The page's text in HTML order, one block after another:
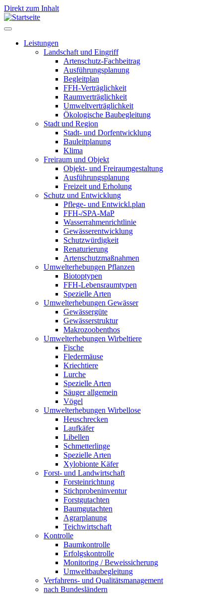
Direkt zum Inhalt
Leistungen
Leistungen
Landschaft und Eingriff
Artenschutz-Fachbeitrag
Ausführungsplanung
Begleitplan
FFH-Verträglichkeit
Raumverträglichkeit
Umweltverträglichkeit
Ökologische Baubegleitung
Stadt und Region
Stadt- und Dorfentwicklung
Bauleitplanung
Klima
Freiraum und Objekt
Objekt- und Freiraumgestaltung
Ausführungsplanung
Freizeit und Erholung
Schutz und Entwicklung
Pflege- und Entwickl.plan
FFH-/SPA-MaP
Wasserrahmenrichtlinie
Gewässerentwicklung
Schutzwürdigkeit
Renaturierung
Artenschutzmaßnahmen
Umwelterhebungen Pflanzen
Biotoptypen
FFH-Lebensraumtypen
Spezielle Arten
Umwelterhebungen Gewässer
Gewässergüte
Gewässerstruktur
Makrozoobenthos
Umwelterhebungen Wirbeltiere
Fische
Fledermäuse
Kriechtiere
Lurche
Spezielle Arten
Säuger allgemein
Vögel
Umwelterhebungen Wirbellose
Heuschrecken
Laufkäfer
Libellen
Schmetterlinge
Spezielle Arten
Xylobionte Käfer
Forst- und Landwirtschaft
Forsteinrichtung
Stichprobeninventur
Forstgutachten
Baumgutachten
Agrarplanung
Teichwirtschaft
Kontrolle
Baumkontrolle
Erfolgskontrolle
Monitoring / Beweissicherung
Umweltbaubegleitung
Verfahrens- und Qualitätsmanagement
nach Bundesländern